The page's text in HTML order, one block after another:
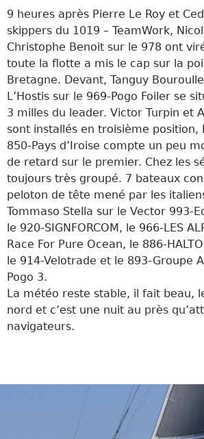
9 heures après Pierre Le Roy et
skippers du 1019 – TeamWork,
Christophe Benoit sur le 978 ont
toute la flotte a mis le cap sur la
Bretagne. Devant, Tanguy
L’Hostis sur le 969-Pogo Foiler se
3 milles du leader. Victor Turpin et
sont installés en troisième position,
850-Pays d’Iroise compte un peu
de retard sur le premier. Chez les
toujours très groupé. 7 bateaux
peloton de tête mené par les
Tommaso Stella sur le Vector 993-
le 920-SIGNFORCOM, le 966-LES
Race For Pure Ocean, le 886-
le 914-Velotrade et le 893-Groupe
Pogo 3.
La météo reste stable, il fait beau,
nord et c’est une nuit au près
navigateurs.